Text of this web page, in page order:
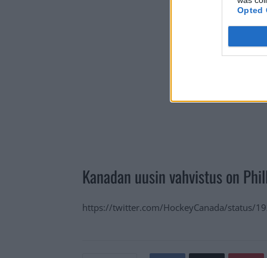
Opted
Kanadan uusin vahvistus on
https://twitter.com/HockeyCanada/status/